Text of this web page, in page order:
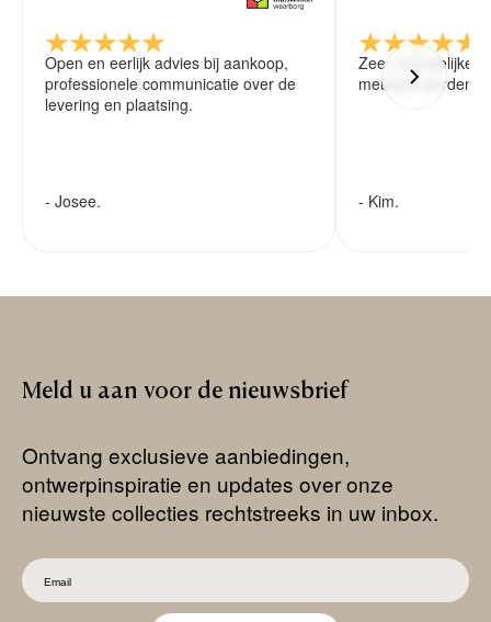
Open en eerlijk advies bij aankoop,
professionele communicatie over de
levering en plaatsing.
- Josee.
Zeer vriendelijke
meubels worden
- Kim.
Meld u aan voor de nieuwsbrief
Ontvang exclusieve aanbiedingen,
ontwerpinspiratie en updates over onze
nieuwste collecties rechtstreeks in uw inbox.